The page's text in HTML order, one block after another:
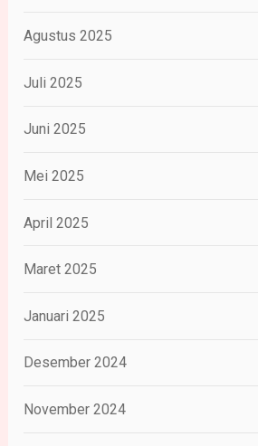
Agustus 2025
Juli 2025
Juni 2025
Mei 2025
April 2025
Maret 2025
Januari 2025
Desember 2024
November 2024